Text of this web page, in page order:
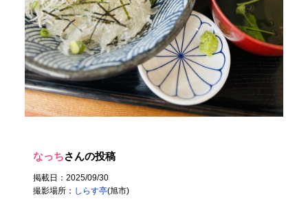
なっちさんの投稿
掲載日：2025/09/30
撮影場所： しらす亭(旭市)